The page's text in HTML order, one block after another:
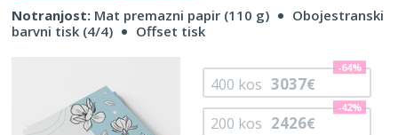
Notranjost: Mat premazni papir (110 g)
Obojestranski
barvni tisk (4/4)
Offset tisk
200 kos 2426€
-42%
400 kos 3037€
-64%